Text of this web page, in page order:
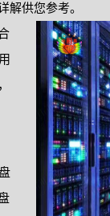
解供您参考。